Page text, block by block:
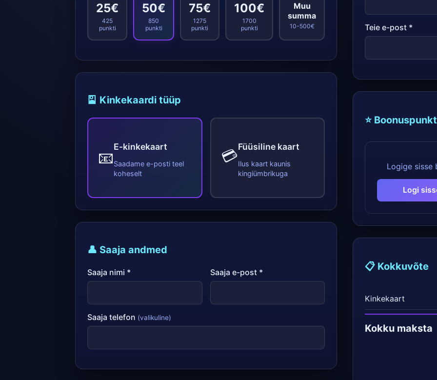
25€
425
punkti
50€
850
punkti
75€
1275
punkti
100€
1700
punkti
Muu
summa
10-500€
🎴 Kinkekaardi tüüp
📧
E-kinkekaart
Saadame e-posti teel
koheselt
💳Füüsiline kaart
Ilus kaart kaunis
kingiümbrikuga
👤 Saaja andmed
Saaja nimi * Saaja e-post *
Saaja telefon (valikuline)
Teie e-post *
⭐
Logige sisse
Logi
📋 Kokkuvõte
Kinkekaart
Kokku maksta